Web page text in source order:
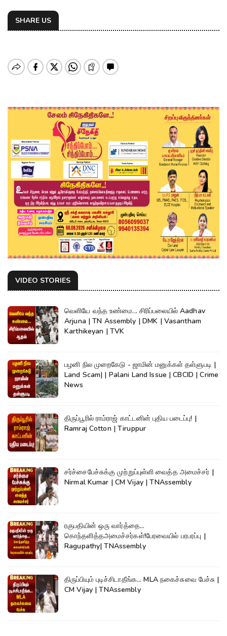
SHARE US
VIDEO STORIES
வெளியே வந்த உண்மை... சிரிப்பலையில் Aadhav
Arjuna | TN Assembly | DMK | Vasantham
Karthikeyan | TVK
பழனி நில முறைகேடு - ஜாமின் மனுக்கள் தள்ளுபடி |
Land Scam| | Palani Land Issue | CBCID | Crime
News
திருப்பூரில் ராம்ராஜ் காட்டனின் புதிய படைப்பு! |
Ramraj Cotton | Tiruppur
சர்ச்சைபேச்சுக்கு முற்றுப்புள்ளி வைத்த அமைச்சர் |
Nirmal Kumar | CM Vijay | TNAssembly
ரகுபதியின் ஒரு வார்த்தை...
கொந்தளித்தஅமைச்சர்கள்!பேரவையில் பரபரப்பு |
Ragupathy| TNAssembly
திருப்பியும் புடிச்சிடாதீங்க... MLA நகைச்சுவை பேச்சு |
CM Vijay | TNAssembly